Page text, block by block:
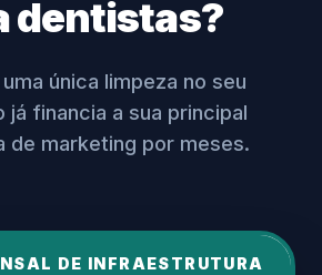
dentistas?
única limpeza no seu
já financia a sua principal
de marketing por meses.
DE INFRAESTRUTURA